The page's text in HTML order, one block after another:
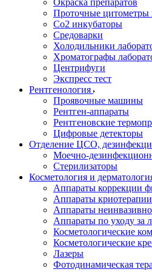
Окраска препаратов
Проточные цитометры
Со2 инкубаторы
Средоварки
Холодильники
Хроматографы
Центрифуги
Экспресс тест
Рентгенология
Проявочные машины
Рентген-аппараты
Рентгеновские
Цифровые детекторы
Отделение ЦСО,
Моечно-
Стерилизаторы
Косметология и
Аппараты коррекции
Аппараты криотерапии
Аппараты
Аппараты по уходу за
Косметологические
Косметологические
Лазеры
Фотодинамическая